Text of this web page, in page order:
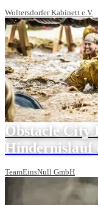
Woltersdorfer Kabinett e.V.
Obstacle City
Hindernislauf
TeamEinsNull GmbH